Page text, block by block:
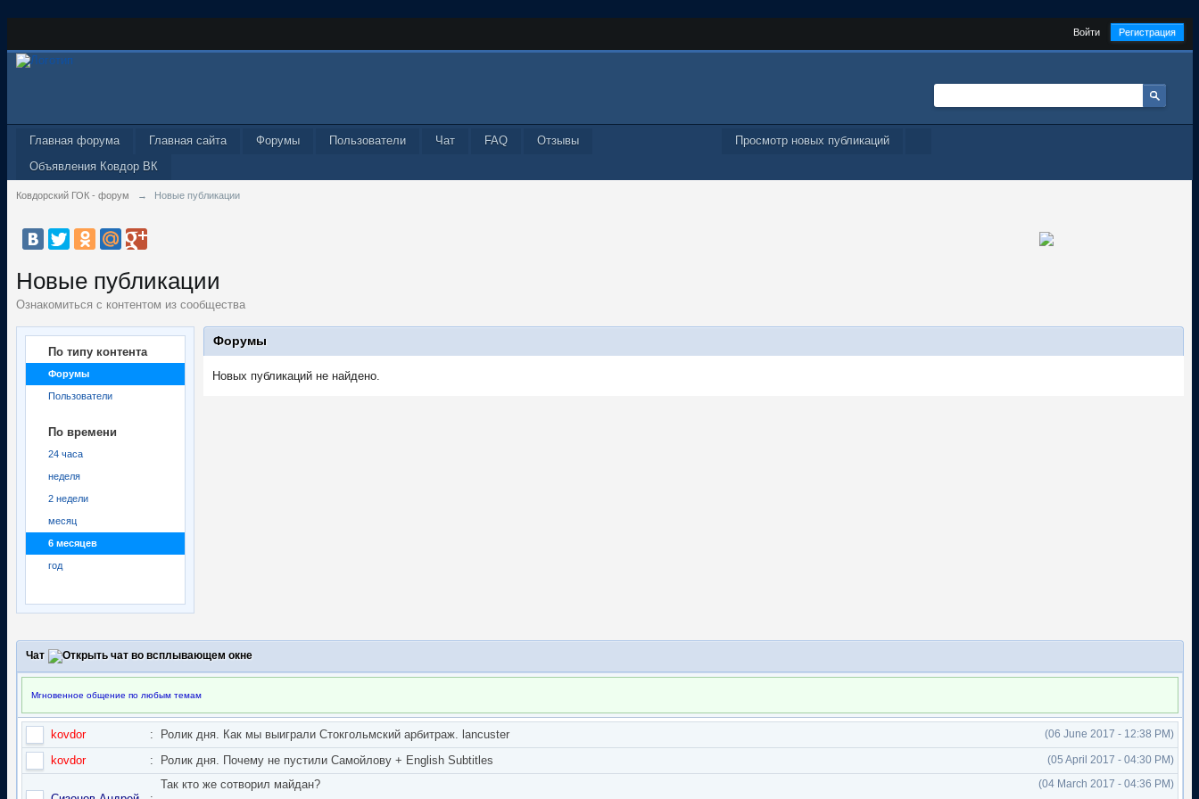
Войти Регистрация
Просмотр новых публикаций
Главная форума Главная сайта Форумы Пользователи Чат FAQ
Отзывы
Объявления Ковдор ВК
Ковдорский ГОК - форум → Новые публикации
Новые публикации
Ознакомиться с контентом из сообщества
По типу контента
Форумы
Пользователи
По времени
24 часа
неделя
2 недели
месяц
6 месяцев
год
Форумы
Новых публикаций не найдено.
Чат
Мгновенное общение по любым темам
kovdor : (06 June 2017 - 12:38 PM)
Ролик дня. Как мы выиграли Стокгольмский арбитраж. lancuster
kovdor
: (05 April 2017 - 04:30 PM)
Ролик дня. Почему не пустили Самойлову + English Subtitles
(04 March 2017 - 04:36 PM)
Так кто же сотворил майдан?